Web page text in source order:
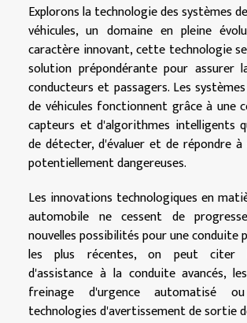
Explorons la technologie des systèmes
véhicules, un domaine en pleine
caractère innovant, cette technologie
solution prépondérante pour assurer
conducteurs et passagers. Les
de véhicules fonctionnent grâce à une
capteurs et d'algorithmes intelligents
de détecter, d'évaluer et de répondre
potentiellement dangereuses.
Les innovations technologiques en
automobile ne cessent de
nouvelles possibilités pour une conduite
les plus récentes, on peut citer
d'assistance à la conduite avancés,
freinage d'urgence automatisé
technologies d'avertissement de sortie